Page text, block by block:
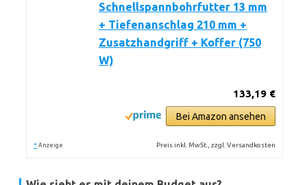
Schnellspannbohrfutter 13 mm
+ Tiefenanschlag 210 mm +
Zusatzhandgriff + Koffer (750
W)
133,19 €
Bei Amazon ansehen
* Anzeige Preis inkl. MwSt., zzgl. Versandkosten